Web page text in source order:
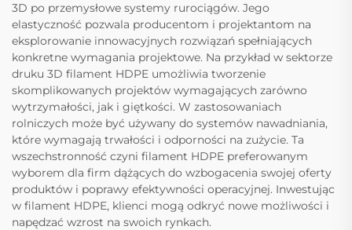
3D po przemysłowe systemy rurociągów. Jego
elastyczność pozwala producentom i projektantom na
eksplorowanie innowacyjnych rozwiązań spełniających
konkretne wymagania projektowe. Na przykład w sektorze
druku 3D filament HDPE umożliwia tworzenie
skomplikowanych projektów wymagających zarówno
wytrzymałości, jak i giętkości. W zastosowaniach
rolniczych może być używany do systemów nawadniania,
które wymagają trwałości i odporności na zużycie. Ta
wszechstronność czyni filament HDPE preferowanym
wyborem dla firm dążących do wzbogacenia swojej oferty
produktów i poprawy efektywności operacyjnej. Inwestując
w filament HDPE, klienci mogą odkryć nowe możliwości i
napędzać wzrost na swoich rynkach.